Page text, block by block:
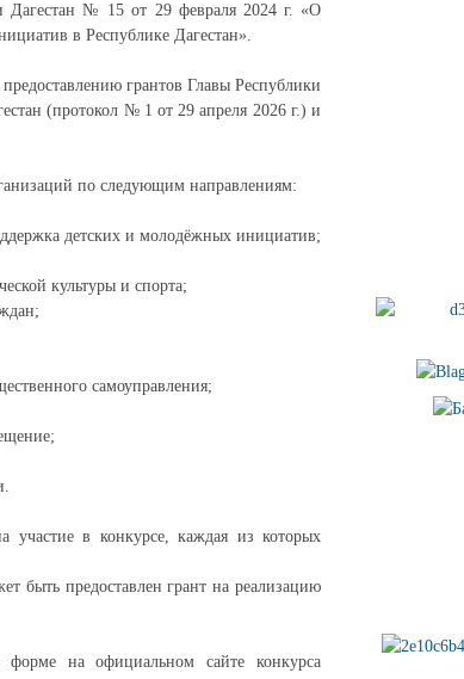
Дагестан № 15 от 29 февраля 2024 г. «О
в Республике Дагестан».
грантов Главы Республики
(протокол № 1 от 29 апреля 2026 г.) и
по следующим направлениям:
детских и молодёжных инициатив;
культуры и спорта;
самоуправления;
участие в конкурсе, каждая из которых
быть предоставлен грант на реализацию
форме на официальном сайте конкурса